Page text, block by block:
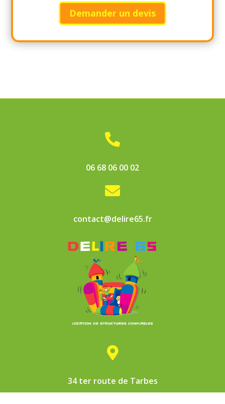
Demander un devis

06 68 06 00 02

contact@delire65.fr

34 ter route de Tarbes